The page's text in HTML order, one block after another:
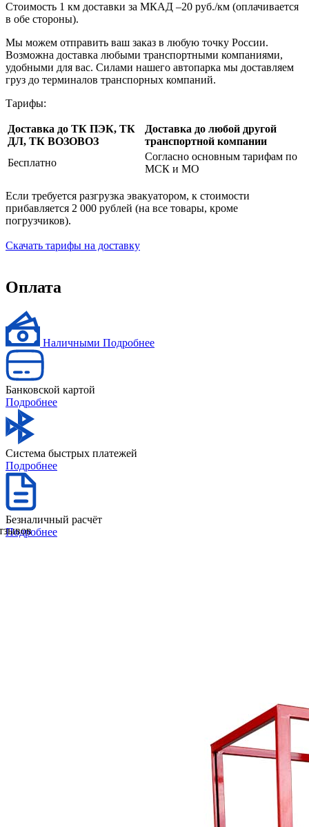
Стоимость 1 км доставки за МКАД –20 руб./км (оплачивается
в обе стороны).
Мы можем отправить ваш заказ в любую точку России.
Возможна доставка любыми транспортными компаниями,
удобными для вас. Силами нашего автопарка мы доставляем
груз до терминалов транспорных компаний.
Тарифы:
Доставка до ТК ПЭК, ТК
ДЛ, ТК ВОЗОВОЗ
Доставка до любой другой
транспортной компании
Бесплатно
Согласно основным тарифам по
МСК и МО
Если требуется разгрузка эвакуатором, к стоимости
прибавляется 2 000 рублей (на все товары, кроме
погрузчиков).
Скачать тарифы на доставку
Оплата
Наличными Подробнее
Банковской картой
Подробнее
Система быстрых платежей
Подробнее
Безналичный расчёт
Подробнее